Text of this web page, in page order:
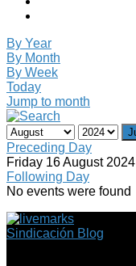
By Year
By Month
By Week
Today
Jump to month
Preceding Day
Friday 16 August 2024
Following Day
No events were found
Sindicación Blog